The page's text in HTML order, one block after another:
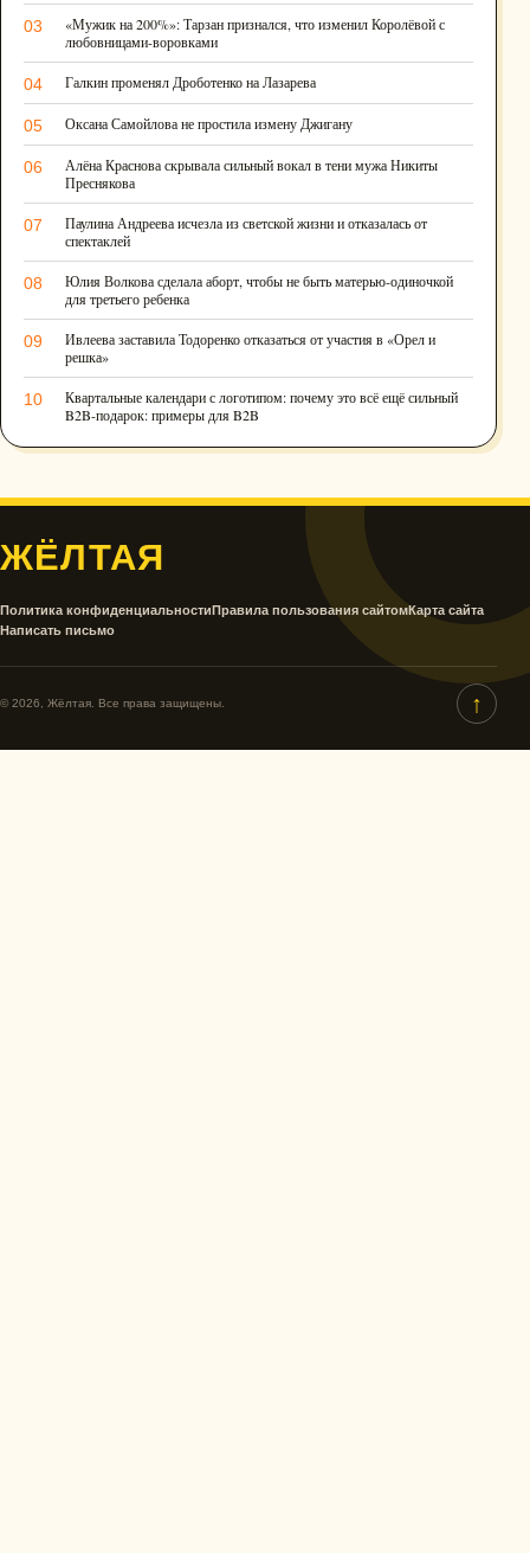
03
«Мужик на 200%»: Тарзан признался, что изменил Королёвой с
любовницами-воровками
04 Галкин променял Дроботенко на Лазарева
05 Оксана Самойлова не простила измену Джигану
06
Алёна Краснова скрывала сильный вокал в тени мужа Никиты
Преснякова
07
Паулина Андреева исчезла из светской жизни и отказалась от
спектаклей
08
Юлия Волкова сделала аборт, чтобы не быть матерью-одиночкой
для третьего ребенка
09
Ивлеева заставила Тодоренко отказаться от участия в «Орел и
решка»
10
Квартальные календари с логотипом: почему это всё ещё сильный
B2B-подарок: примеры для B2B
ЖЁЛТАЯ
Политика конфиденциальностиПравила пользования сайтомКарта сайта
Написать письмо
© 2026, Жёлтая. Все права защищены. ↑